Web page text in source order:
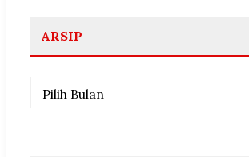
ARSIP
Arsip